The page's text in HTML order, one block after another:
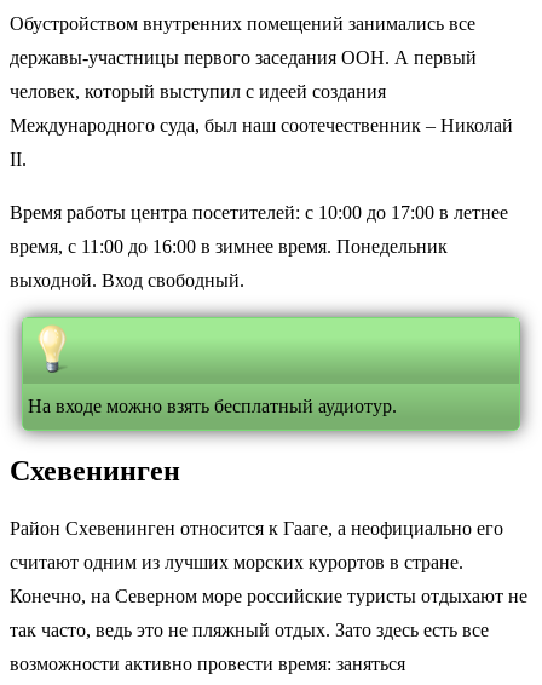
Обустройством внутренних помещений занимались все
державы-участницы первого заседания ООН. А первый
человек, который выступил с идеей создания
Международного суда, был наш соотечественник – Николай
II.
Время работы центра посетителей: с 10:00 до 17:00 в летнее
время, с 11:00 до 16:00 в зимнее время. Понедельник
выходной. Вход свободный.
На входе можно взять бесплатный аудиотур.
Схевенинген
Район Схевенинген относится к Гааге, а неофициально его
считают одним из лучших морских курортов в стране.
Конечно, на Северном море российские туристы отдыхают не
так часто, ведь это не пляжный отдых. Зато здесь есть все
возможности активно провести время: заняться